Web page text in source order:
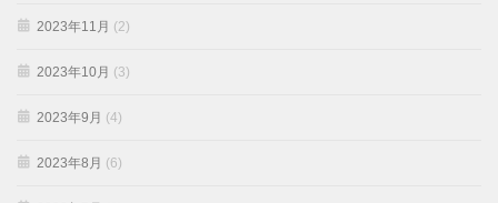
2023年11月 (2)
2023年10月 (3)
2023年9月 (4)
2023年8月 (6)